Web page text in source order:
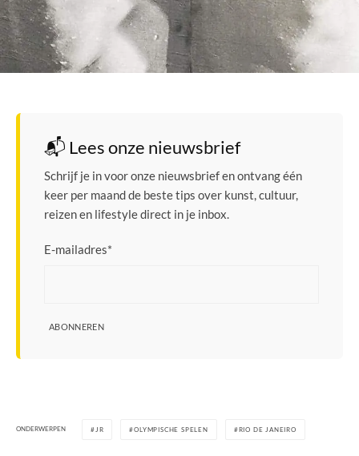
📬 Lees onze nieuwsbrief
Schrijf je in voor onze nieuwsbrief en ontvang één
keer per maand de beste tips over kunst, cultuur,
reizen en lifestyle direct in je inbox.
E-mailadres*
ABONNEREN
ONDERWERPEN JR OLYMPISCHE SPELEN RIO DE JANEIRO